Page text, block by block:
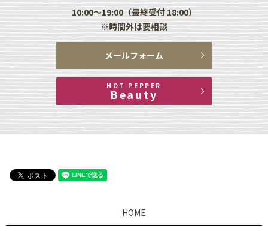
10:00～19:00（最終受付 18:00）
※時間外は要相談
メールフォーム
HOT PEPPER
Beauty
HOME